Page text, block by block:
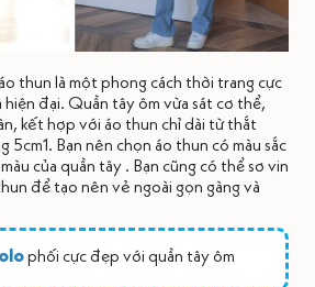
thun là một phong cách thời trang cực
đại. Quần tây ôm vừa sát cơ thể,
kết hợp với áo thun chỉ dài từ thắt
5cm1. Bạn nên chọn áo thun có màu sắc
của quần tây . Bạn cũng có thể sơ vin
để tạo nên vẻ ngoài gọn gàng và
phối cực đẹp với quần tây ôm